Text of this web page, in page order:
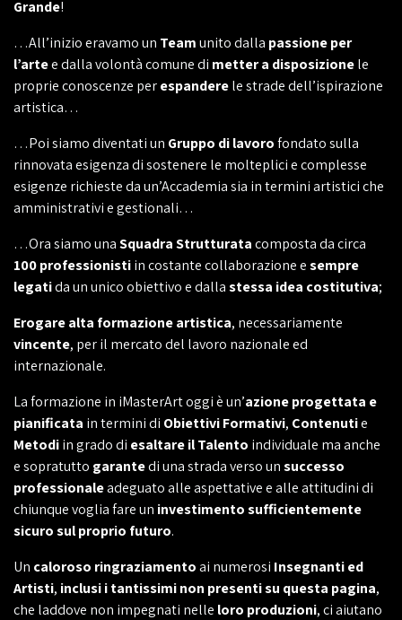
Grande!
…All’inizio eravamo un Teamunito dalla passione per
l’artee dalla volontà comune di metter a disposizionele
proprie conoscenze perespanderele strade dell’ispirazione
artistica…
…Poi siamo diventati un Gruppo di lavorofondato sulla
rinnovata esigenza di sostenere le molteplici e complesse
esigenze richieste da un’Accademia sia in termini artistici che
amministrativi e gestionali…
…Ora siamo unaSquadra Strutturatacomposta da circa
100 professionistiin costante collaborazione esempre
legatida un unico obiettivo e dallastessa idea costitutiva;
Erogare alta formazione artistica, necessariamente
vincente, per il mercato del lavoro nazionale ed
internazionale.
La formazione in iMasterArt oggi è un’azione progettata e
pianificata in termini di Obiettivi Formativi, Contenutie
Metodiin grado di esaltare il Talento individuale ma anche
e sopratutto garantedi una strada verso unsuccesso
professionaleadeguato alle aspettative e alle attitudini di
chiunque voglia fare un investimento sufficientemente
sicuro sul proprio futuro.
Un caloroso ringraziamentoai numerosi Insegnanti ed
Artisti, inclusi i tantissimi non presenti su questa pagina,
che laddove non impegnati nelle loro produzioni, ci aiutano